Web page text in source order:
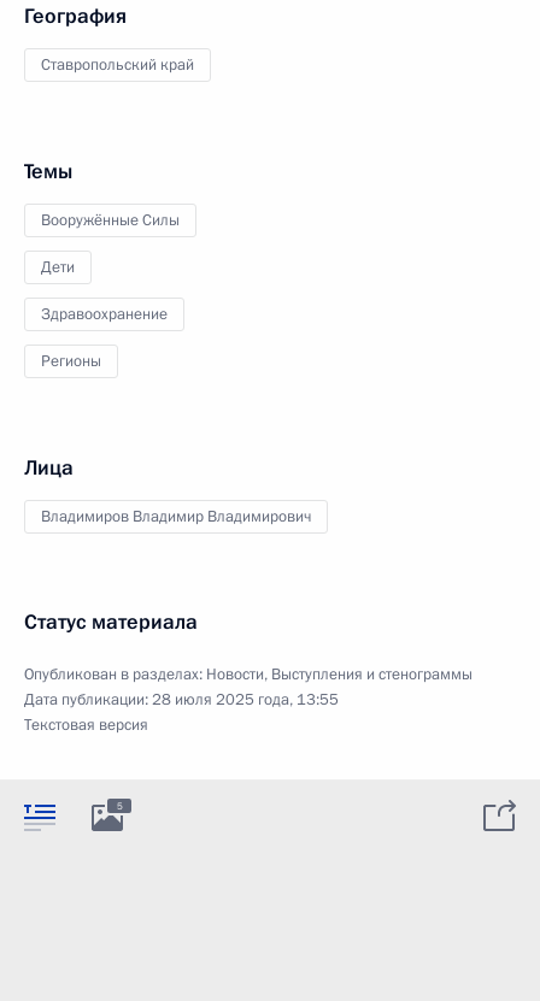
География
Ставропольский край
Темы
Вооружённые Силы
Дети
Здравоохранение
Регионы
Лица
Владимиров Владимир Владимирович
Статус материала
Опубликован в разделах: Новости, Выступления и стенограммы
Дата публикации:28 июля 2025 года, 13:55
Текстовая версия
5